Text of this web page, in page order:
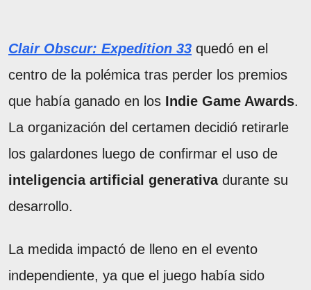
Clair Obscur: Expedition 33 quedó en el
centro de la polémica tras perder los premios
que había ganado en los Indie Game Awards.
La organización del certamen decidió retirarle
los galardones luego de confirmar el uso de
inteligencia artificial generativadurante su
desarrollo.
La medida impactó de lleno en el evento
independiente, ya que el juego había sido